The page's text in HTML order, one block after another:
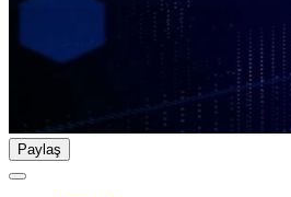
Paylaş